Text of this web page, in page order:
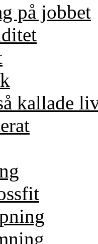
på jobbet
kallade